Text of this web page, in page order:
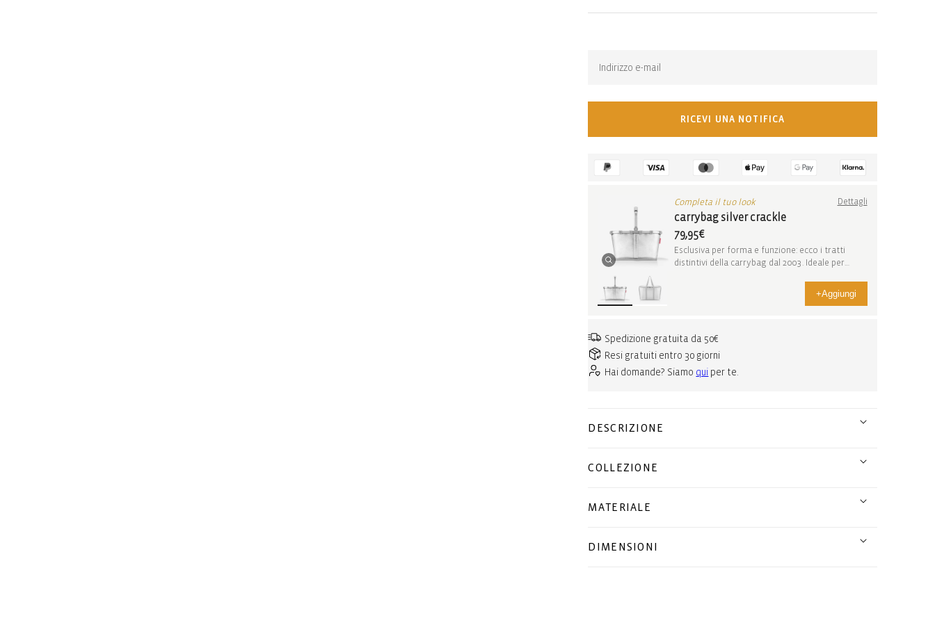
RICEVI UNA NOTIFICA
Completa il tuo look Dettagli
carrybag silver crackle
79,95€
Esclusiva per forma e funzione: ecco i tratti
distintivi della carrybag dal 2003. Ideale per
+Aggiungi
Spedizione gratuita da 50€
Resi gratuiti entro 30 giorni
Hai domande? Siamo qui per te.
DESCRIZIONE
COLLEZIONE
MATERIALE
DIMENSIONI